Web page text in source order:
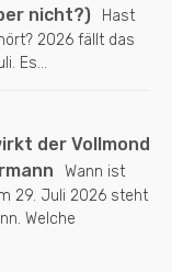
nicht?)
Hast
2026 fällt das
Es...
der Vollmond
Wann ist
29. Juli 2026 steht
Welche